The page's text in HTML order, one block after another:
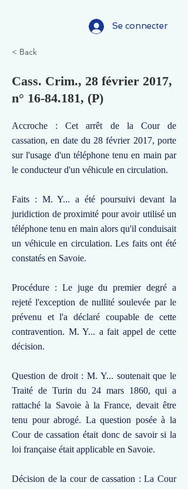
Se connecter
< Back
Cass. Crim., 28 février 2017,
n° 16-84.181, (P)
Accroche : Cet arrêt de la Cour de
cassation, en date du 28 février 2017, porte
sur l'usage d'un téléphone tenu en main par
le conducteur d'un véhicule en circulation.
Faits : M. Y... a été poursuivi devant la
juridiction de proximité pour avoir utilisé un
téléphone tenu en main alors qu'il conduisait
un véhicule en circulation. Les faits ont été
constatés en Savoie.
Procédure : Le juge du premier degré a
rejeté l'exception de nullité soulevée par le
prévenu et l'a déclaré coupable de cette
contravention. M. Y... a fait appel de cette
décision.
Question de droit : M. Y... soutenait que le
Traité de Turin du 24 mars 1860, qui a
rattaché la Savoie à la France, devait être
tenu pour abrogé. La question posée à la
Cour de cassation était donc de savoir si la
loi française était applicable en Savoie.
Décision de la cour de cassation : La Cour